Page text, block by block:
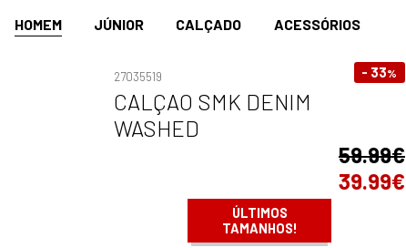
HOMEM JÚNIOR CALÇADO ACESSÓRIOS
- 33%
27035519
CALÇAO SMK DENIM
WASHED
59.99€
39.99€
ÚLTIMOS
TAMANHOS!